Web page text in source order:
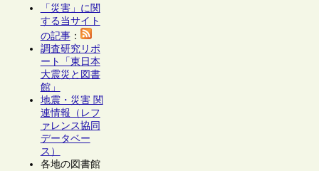
「災害」に関
する当サイト
の記事：
調査研究リポ
ート「東日本
大震災と図書
館」
地震・災害 関
連情報（レフ
ァレンス協同
データベー
ス）
各地の図書館